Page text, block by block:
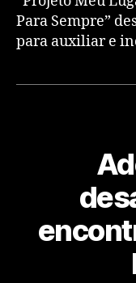
Para Sempre”
para auxiliar e